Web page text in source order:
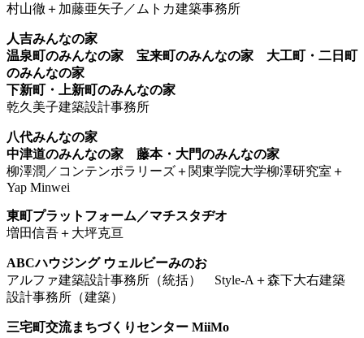
村山徹＋加藤亜矢子／ムトカ建築事務所
人吉みんなの家
温泉町のみんなの家 宝来町のみんなの家 大工町・二日町
のみんなの家
下新町・上新町のみんなの家
乾久美子建築設計事務所
八代みんなの家
中津道のみんなの家 藤本・大門のみんなの家
柳澤潤／コンテンポラリーズ＋関東学院大学柳澤研究室＋
Yap Minwei
東町プラットフォーム／マチスタヂオ
増田信吾＋大坪克亘
ABCハウジング ウェルビーみのお
アルファ建築設計事務所（統括） Style-A＋森下大右建築
設計事務所（建築）
三宅町交流まちづくりセンター MiiMo